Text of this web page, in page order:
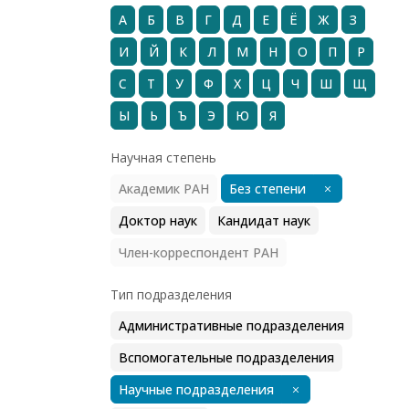
А Б В Г Д Е Ё Ж
З
И
Й К Л М Н О П
Р
С
Т У Ф Х Ц Ч Ш
Щ
Ы
Ь Ъ Э Ю Я
Научная степень
Академик РАН
Без степени
Доктор наук
Кандидат наук
Член-корреспондент РАН
Тип подразделения
Административные подразделения
Вспомогательные подразделения
Научные подразделения